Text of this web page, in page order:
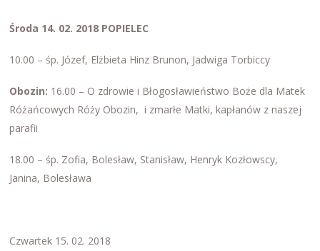
Środa 14. 02. 2018 POPIELEC
10.00 – śp. Józef, Elżbieta Hinz Brunon, Jadwiga Torbiccy
Obozin: 16.00 – O zdrowie i Błogosławieństwo Boże dla Matek
Różańcowych Róży Obozin, i zmarłe Matki, kapłanów z naszej
parafii
18.00 – śp. Zofia, Bolesław, Stanisław, Henryk Kozłowscy,
Janina, Bolesława
Czwartek 15. 02. 2018